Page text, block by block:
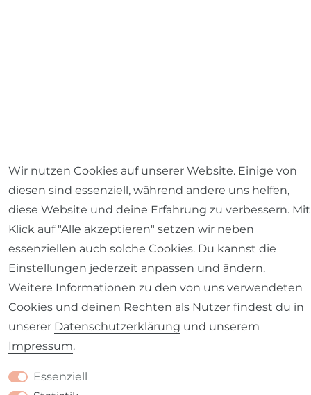
Versandkostenfrei ab einem
die reguläre Versandkostenpauschale.
Wir nutzen Cookies auf unserer Website. Einige von
diesen sind essenziell, während andere uns helfen,
diese Website und deine Erfahrung zu verbessern. Mit
Klick auf "Alle akzeptieren" setzen wir neben
essenziellen auch solche Cookies. Du kannst die
Einstellungen jederzeit anpassen und ändern.
Weitere Informationen zu den von uns verwendeten
Cookies und deinen Rechten als Nutzer findest du in
unserer Daten­schutz­erklärung und unserem
Impressum.
Essenziell